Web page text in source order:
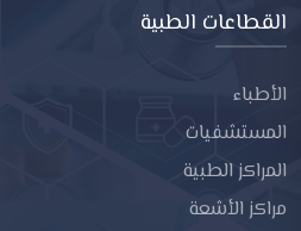
القطاعات الطبية
الأطباء
المستشفيات
المراكز الطبية
مراكز الأشعة